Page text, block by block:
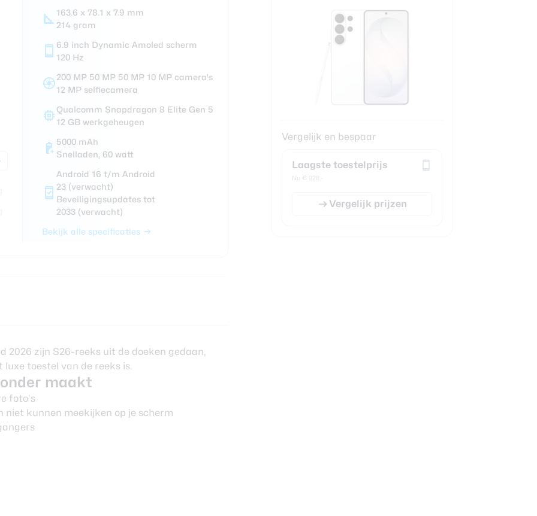
163.6 x 78.1 x 7.9 mm
214 gram
6.9 inch Dynamic Amoled scherm
120 Hz
200 MP 50 MP 50 MP 10 MP camera's
12 MP selfiecamera
Qualcomm Snapdragon 8 Elite Gen 5
12 GB werkgeheugen
5000 mAh
Snelladen, 60 watt
Android 16 t/m Android
23 (verwacht)
Beveiligingsupdates tot
2033 (verwacht)
Bekijk alle specificaties
2026 zijn S26-reeks uit de doeken gedaan,
toestel van de reeks is.
maakt
foto’s
kunnen meekijken op je scherm
Vergelijk en bespaar
Laagste toestelprijs
Nu € 928,-
Vergelijk prijzen
review